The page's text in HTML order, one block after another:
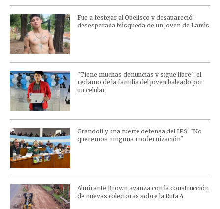
Fue a festejar al Obelisco y desapareció:
desesperada búsqueda de un joven de Lanús
"Tiene muchas denuncias y sigue libre": el
reclamo de la familia del joven baleado por
un celular
Grandoli y una fuerte defensa del IPS: "No
queremos ninguna modernización"
Almirante Brown avanza con la construcción
de nuevas colectoras sobre la Ruta 4